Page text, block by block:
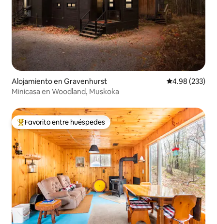
Alojamiento en Gravenhurst Calificación
4.98 (233)
Minicasa en Woodland, Muskoka
Favorito entre huéspedes preferido
Favorito entre huéspedes